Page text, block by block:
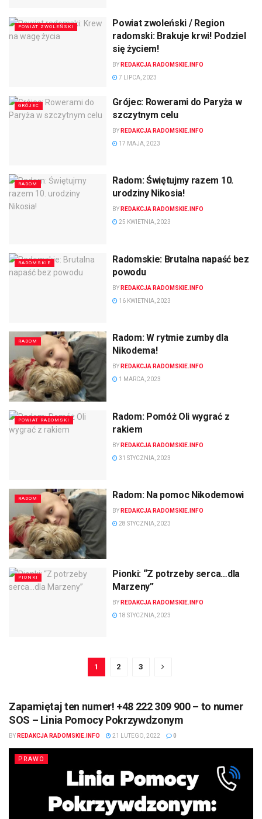
POWIAT ZWOLEŃSKI
Powiat zwoleński / Region
radomski: Brakuje krwi! Podziel
się życiem!
BY REDAKCJA RADOMSKIE.INFO
7 LIPCA, 2023
GRÓJEC
Grójec: Rowerami do Paryża w
szczytnym celu
BY REDAKCJA RADOMSKIE.INFO
17 MAJA, 2023
RADOM
Radom: Świętujmy razem 10.
urodziny Nikosia!
BY REDAKCJA RADOMSKIE.INFO
25 KWIETNIA, 2023
RADOMSKIE
Radomskie: Brutalna napaść bez
powodu
BY REDAKCJA RADOMSKIE.INFO
16 KWIETNIA, 2023
RADOM
Radom: W rytmie zumby dla
Nikodema!
BY REDAKCJA RADOMSKIE.INFO
1 MARCA, 2023
POWIAT RADOMSKI
Radom: Pomóż Oli wygrać z
rakiem
BY REDAKCJA RADOMSKIE.INFO
31 STYCZNIA, 2023
RADOM Radom: Na pomoc Nikodemowi
BY REDAKCJA RADOMSKIE.INFO
28 STYCZNIA, 2023
PIONKI
Pionki: “Z potrzeby serca…dla
Marzeny”
BY REDAKCJA RADOMSKIE.INFO
18 STYCZNIA, 2023
1 2 3
Zapamiętaj ten numer! +48 222 309 900 – to numer
SOS – Linia Pomocy Pokrzywdzonym
BY REDAKCJA RADOMSKIE.INFO 21 LUTEGO, 2022 0
PRAWO